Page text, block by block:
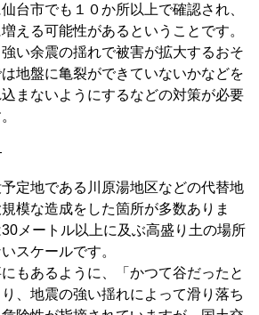
台市でも１０か所以上で確認され、
える可能性があるということです。
い余震の揺れで被害が拡大するおそ
地盤に亀裂ができていないかなどを
まないようにするなどの対策が必要
定地である川原湯地区などの代替地
模な造成をした箇所が多数ありま
メートル以上に及ぶ高盛り土の場所
スケールです。
もあるように、「かつて谷だったと
、地震の強い揺れによって滑り落ち